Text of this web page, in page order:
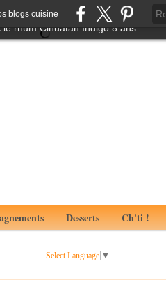
blogs cuisine
l'italienne aux notes de truffes
le rhum Cihuatan Indigo 8 ans
Desserts Ch'ti !
Select Language ▼